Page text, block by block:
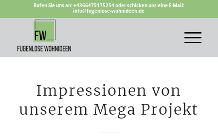
Rufen Sie uns an: +4366475175254 oder schicken uns eine E-Mail:
info@fugenlose-wohnideen.de
Impressionen von
unserem Mega Projekt